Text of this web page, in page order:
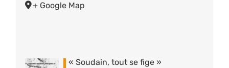
+ Google Map
« Soudain, tout se fige »